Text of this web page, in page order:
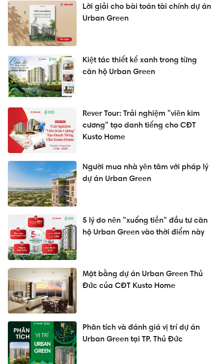
Lời giải cho bài toán tài chính dự án
Urban Green
Kiệt tác thiết kế xanh trong từng
căn hộ Urban Green
Rever Tour: Trải nghiệm "viên kim
cương" tạo danh tiếng cho CĐT
Kusto Home
Người mua nhà yên tâm với pháp lý
dự án Urban Green
5 lý do nên "xuống tiền" đầu tư căn
hộ Urban Green vào thời điểm này
Mặt bằng dự án Urban Green Thủ
Đức của CĐT Kusto Home
Phân tích và đánh giá vị trí dự án
Urban Green tại TP. Thủ Đức